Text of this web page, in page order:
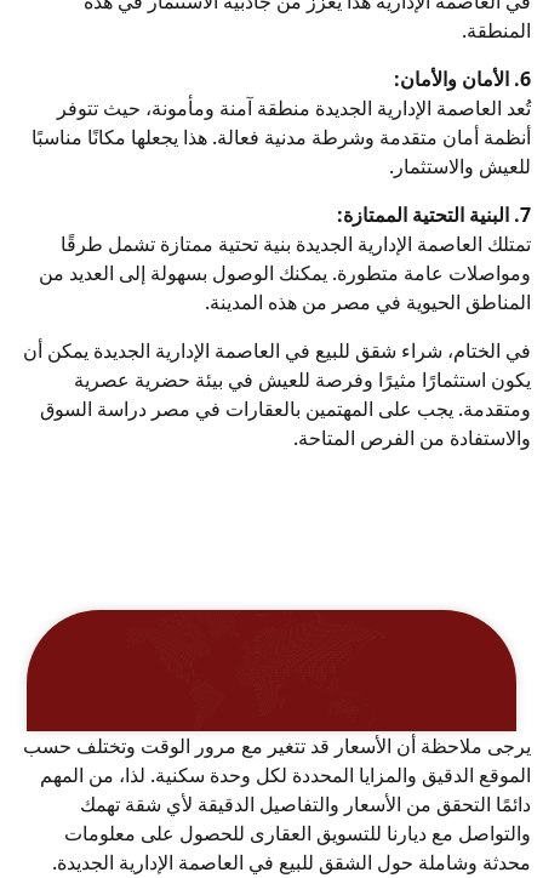
المنطقة.
6. الأمان والأمان:
تُعد العاصمة الإدارية الجديدة منطقة آمنة ومأمونة، حيث تتوفر
أنظمة أمان متقدمة وشرطة مدنية فعالة. هذا يجعلها مكانًا مناسبًا
للعيش والاستثمار.
7. البنية التحتية الممتازة:
تمتلك العاصمة الإدارية الجديدة بنية تحتية ممتازة تشمل طرقًا
ومواصلات عامة متطورة. يمكنك الوصول بسهولة إلى العديد من
المناطق الحيوية في مصر من هذه المدينة.
في الختام، شراء شقق للبيع في العاصمة الإدارية الجديدة يمكن أن
يكون استثمارًا مثيرًا وفرصة للعيش في بيئة حضرية عصرية
ومتقدمة. يجب على المهتمين بالعقارات في مصر دراسة السوق
والاستفادة من الفرص المتاحة.
يرجى ملاحظة أن الأسعار قد تتغير مع مرور الوقت وتختلف حسب
الموقع الدقيق والمزايا المحددة لكل وحدة سكنية. لذا، من المهم
دائمًا التحقق من الأسعار والتفاصيل الدقيقة لأي شقة تهمك
والتواصل مع ديارنا للتسويق العقارى للحصول على معلومات
محدثة وشاملة حول الشقق للبيع في العاصمة الإدارية الجديدة.